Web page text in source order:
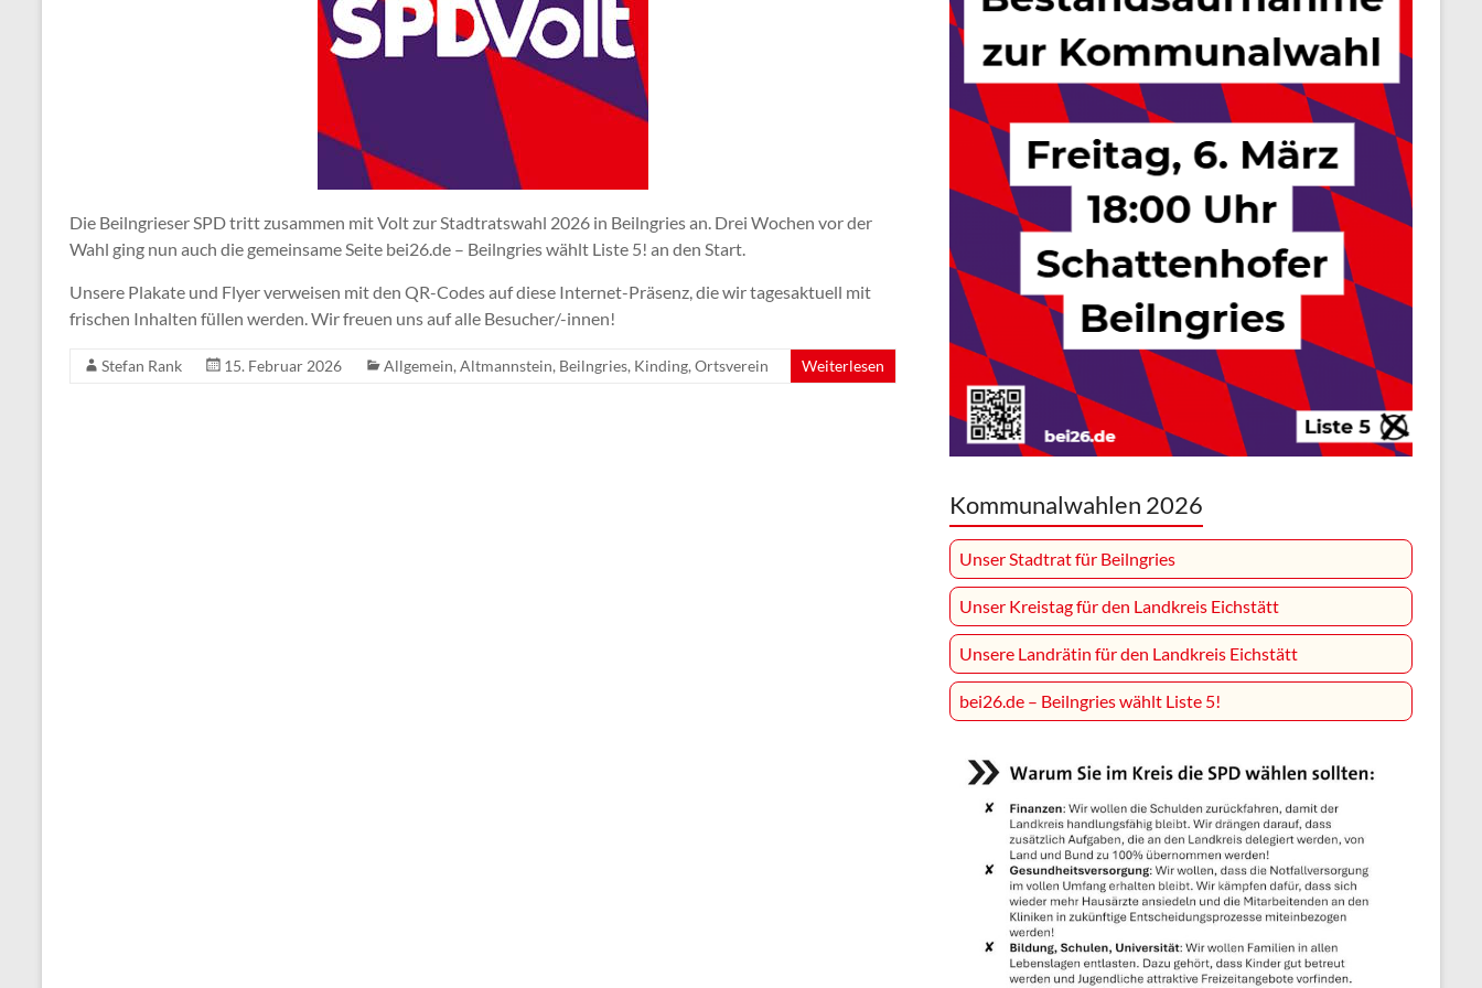
Die Beilngrieser SPD tritt zusammen mit Volt zur Stadtratswahl 2026 in Beilngries an. Drei Wochen vor der
Wahl ging nun auch die gemeinsame Seite bei26.de – Beilngries wählt Liste 5! an den Start.
Unsere Plakate und Flyer verweisen mit den QR-Codes auf diese Internet-Präsenz, die wir tagesaktuell mit
frischen Inhalten füllen werden. Wir freuen uns auf alle Besucher/-innen!
Stefan Rank 15. Februar 2026 Allgemein, Altmannstein, Beilngries, Kinding, Ortsverein Weiterlesen
Kommunalwahlen 2026
Unser Stadtrat für Beilngries
Unser Kreistag für den Landkreis Eichstätt
Unsere Landrätin für den Landkreis Eichstätt
bei26.de – Beilngries wählt Liste 5!